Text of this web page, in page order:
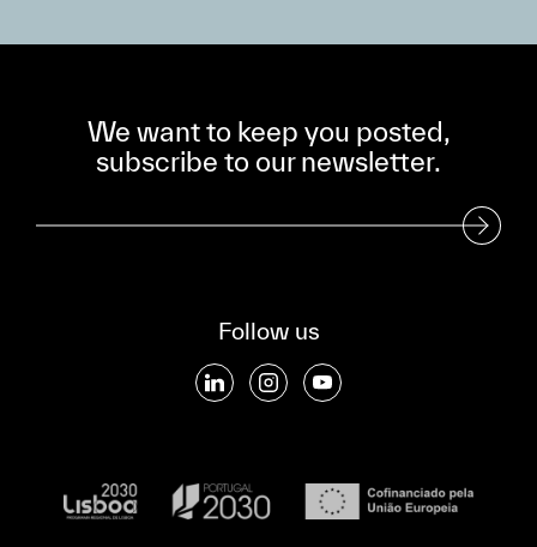
We want to keep you posted,
subscribe to our newsletter.
Subscribe to our Newsletter
Follow us